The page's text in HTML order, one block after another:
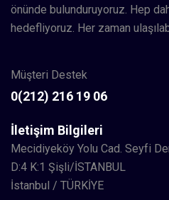
önünde bulunduruyoruz. Hep
hedefliyoruz. Her zaman
Müşteri Destek
0(212) 216 19 06
İletişim Bilgileri
Mecidiyeköy Yolu Cad. Seyfi
D:4 K:1 Şişli/İSTANBUL
İstanbul / TÜRKİYE